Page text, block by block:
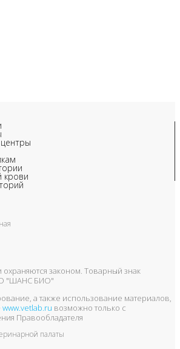
крови
законом. Товарный знак
"ШАНС БИО"
а также использование материалов,
www.vetlab.ru возможно только с
Правообладателя
палаты